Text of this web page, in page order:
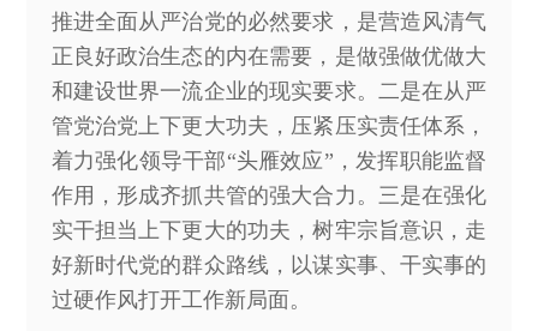
推进全面从严治党的必然要求，是营造风清气
正良好政治生态的内在需要，是做强做优做大
和建设世界一流企业的现实要求。二是在从严
管党治党上下更大功夫，压紧压实责任体系，
着力强化领导干部“头雁效应”，发挥职能监督
作用，形成齐抓共管的强大合力。三是在强化
实干担当上下更大的功夫，树牢宗旨意识，走
好新时代党的群众路线，以谋实事、干实事的
过硬作风打开工作新局面。